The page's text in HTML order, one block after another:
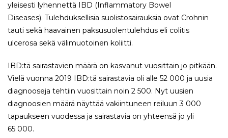
yleisesti lyhennettä IBD (Inflammatory Bowel
Diseases). Tulehduksellisia suolistosairauksia ovat Crohnin
tauti sekä haavainen paksusuolentulehdus eli colitis
ulcerosa sekä välimuotoinen koliitti.
IBD:tä sairastavien määrä on kasvanut vuosittain jo pitkään.
Vielä vuonna 2019 IBD:tä sairastavia oli alle 52 000 ja uusia
diagnooseja tehtiin vuosittain noin 2 500. Nyt uusien
diagnoosien määrä näyttää vakiintuneen reiluun 3 000
tapaukseen vuodessa ja sairastavia on yhteensä jo yli
65 000.